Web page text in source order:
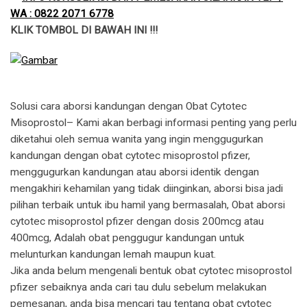
WA : 0822 2071 6778
KLIK TOMBOL DI BAWAH INI !!!
Solusi cara aborsi kandungan dengan Obat Cytotec
Misoprostol– Kami akan berbagi informasi penting yang perlu
diketahui oleh semua wanita yang ingin menggugurkan
kandungan dengan obat cytotec misoprostol pfizer,
menggugurkan kandungan atau aborsi identik dengan
mengakhiri kehamilan yang tidak diinginkan, aborsi bisa jadi
pilihan terbaik untuk ibu hamil yang bermasalah, Obat aborsi
cytotec misoprostol pfizer dengan dosis 200mcg atau
400mcg, Adalah obat penggugur kandungan untuk
melunturkan kandungan lemah maupun kuat.
​Jika anda belum mengenali bentuk obat cytotec misoprostol
pfizer sebaiknya anda cari tau dulu sebelum melakukan
pemesanan, anda bisa mencari tau tentang obat cytotec